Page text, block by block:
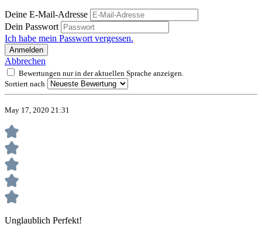
Deine E-Mail-Adresse
Dein Passwort
Ich habe mein Passwort vergessen.
Anmelden
Abbrechen
Bewertungen nur in der aktuellen Sprache anzeigen.
Sortiert nach
May 17, 2020 21:31
Unglaublich Perfekt!